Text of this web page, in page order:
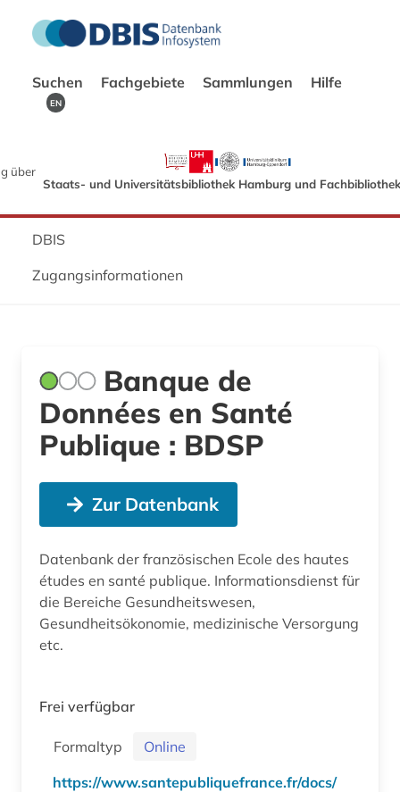
Suchen Fachgebiete Sammlungen Hilfe
EN
über
Staats- und Universitätsbibliothek Hamburg und
DBIS
Zugangsinformationen
Banque de
Données en Santé
Publique : BDSP
Zur Datenbank
Datenbank der französischen Ecole des hautes
études en santé publique. Informationsdienst für
die Bereiche Gesundheitswesen,
Gesundheitsökonomie, medizinische Versorgung
etc.
Frei verfügbar
Formaltyp
Online
https://www.santepubliquefrance.fr/docs/